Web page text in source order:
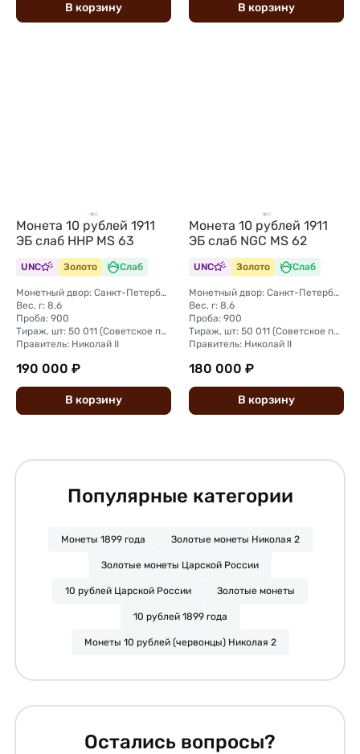
В корзину В корзину
Монета 10 рублей 1911
ЭБ слаб ННР MS 63
UNC Золото Слаб
Монетный двор: Санкт-Петербургский монетный двор
Вес, г: 8,6
Проба: 900
Тираж, шт: 50 011 (Советское правительство с декабря 1925 г. по март 1926 г. отчеканило 2 011 000 10-ти рублевого достоинства царского образца, предположительно штемпелями 1911 г.)
Правитель: Николай II
190 000 ₽
В корзину
Монета 10 рублей 1911
ЭБ слаб NGC MS 62
UNC Золото Слаб
Монетный двор: Санкт-Петербургский монетный двор
Вес, г: 8,6
Проба: 900
Тираж, шт: 50 011 (Советское правительство с декабря 1925 г. по март 1926 г. отчеканило 2 011 000 10-ти рублевого достоинства царского образца, предположительно штемпелями 1911 г.)
Правитель: Николай II
180 000 ₽
В корзину
Популярные категории
Монеты 1899 года Золотые монеты Николая 2
Золотые монеты Царской России
10 рублей Царской России Золотые монеты
10 рублей 1899 года
Монеты 10 рублей (червонцы) Николая 2
Остались вопросы?